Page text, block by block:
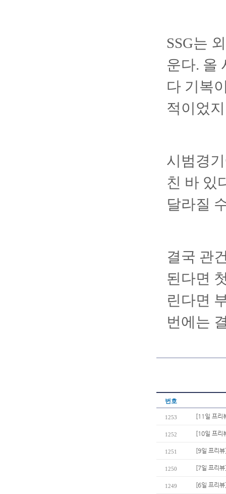
SSG는
운다. 올
다 기복
적이었
시범경
친 바 있
달라질
결국 관
된다면
린다면
번에는
번호
1253 [11일 프리
1252 [10일 프리
1251 [9일 프리
1250 [7일 프리
1249 [6일 프리